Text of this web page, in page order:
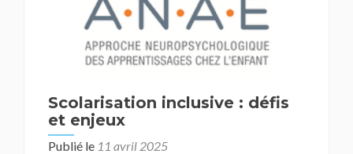
Scolarisation inclusive : défis
et enjeux
Publié le 11 avril 2025